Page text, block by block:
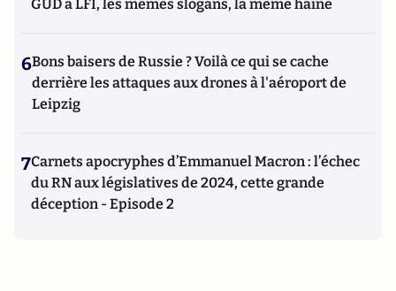
GUD à LFI, les mêmes slogans, la même haine
6Bons baisers de Russie ? Voilà ce qui se cache
derrière les attaques aux drones à l'aéroport de
Leipzig
7Carnets apocryphes d’Emmanuel Macron : l’échec
du RN aux législatives de 2024, cette grande
déception - Episode 2